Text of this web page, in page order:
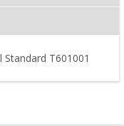
T601001